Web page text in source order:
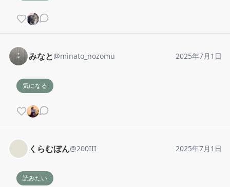
みなと@minato_nozomu 2025年7月1日
気になる
くらむぼん@200III 2025年7月1日
読みたい